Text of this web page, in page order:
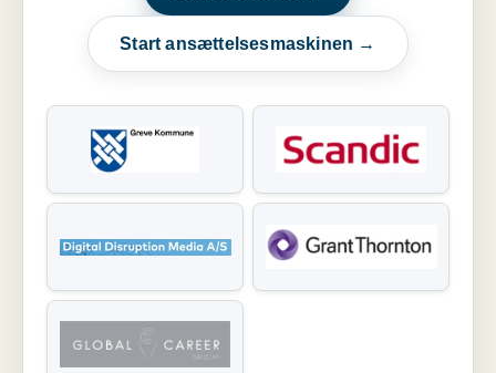
Start ansættelsesmaskinen →